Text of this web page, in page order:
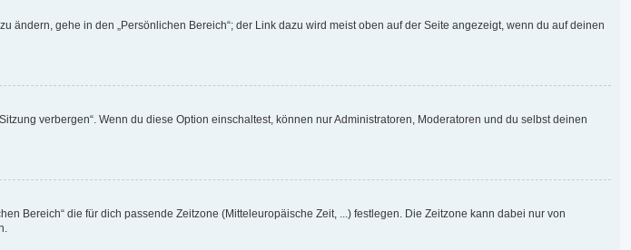
gehe in den „Persönlichen Bereich“; der Link dazu wird meist oben auf der Seite angezeigt, wenn du auf deinen
verbergen“. Wenn du diese Option einschaltest, können nur Administratoren, Moderatoren und du selbst deinen
Bereich“ die für dich passende Zeitzone (Mitteleuropäische Zeit, ...) festlegen. Die Zeitzone kann dabei nur von